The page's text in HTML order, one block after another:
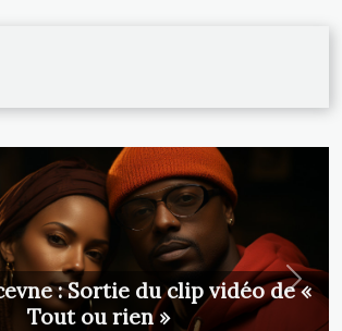
: Sortie du clip vidéo de «
Tout ou rien »
Next